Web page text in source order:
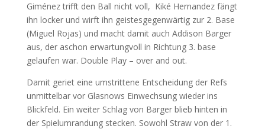
Giménez trifft den Ball nicht voll, Kiké Hernandez fängt
ihn locker und wirft ihn geistesgegenwärtig zur 2. Base
(Miguel Rojas) und macht damit auch Addison Barger
aus, der aschon erwartungvoll in Richtung 3. base
gelaufen war. Double Play – over and out.
Damit geriet eine umstrittene Entscheidung der Refs
unmittelbar vor Glasnows Einwechsung wieder ins
Blickfeld. Ein weiter Schlag von Barger blieb hinten in
der Spielumrandung stecken. Sowohl Straw von der 1.